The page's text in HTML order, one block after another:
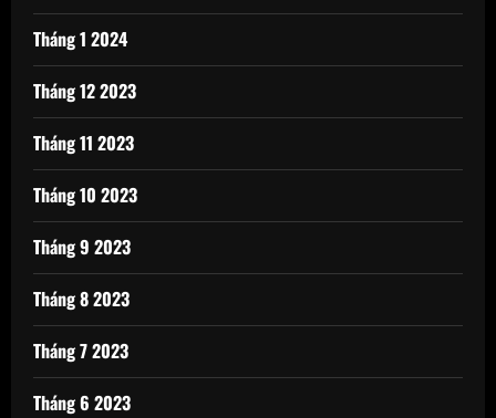
Tháng 1 2024
Tháng 12 2023
Tháng 11 2023
Tháng 10 2023
Tháng 9 2023
Tháng 8 2023
Tháng 7 2023
Tháng 6 2023